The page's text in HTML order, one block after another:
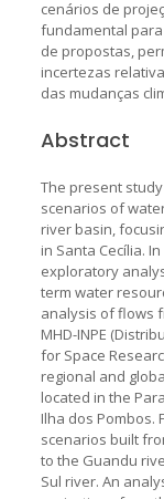
cenários de
fundamental
de propostas,
incertezas
das mudanças
Abstract
The present
scenarios of
river basin,
in Santa Cecília.
exploratory
term water
analysis of flows
MHD-INPE
for Space
regional and
located in the
Ilha dos Pombos.
scenarios built
to the Guandu
Sul river. An